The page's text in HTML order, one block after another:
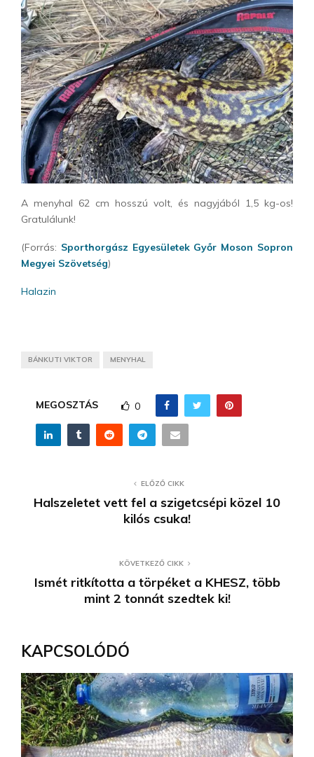
A menyhal 62 cm hosszú volt, és nagyjából 1,5 kg-os!
Gratulálunk!
(Forrás: Sporthorgász Egyesületek Győr Moson Sopron
Megyei Szövetség)
Halazin
BÁNKUTI VIKTOR MENYHAL
MEGOSZTÁS 0
ELŐZŐ CIKK
Halszeletet vett fel a szigetcsépi közel 10
kilós csuka!
KÖVETKEZŐ CIKK
Ismét ritkította a törpéket a KHESZ, több
mint 2 tonnát szedtek ki!
KAPCSOLÓDÓ